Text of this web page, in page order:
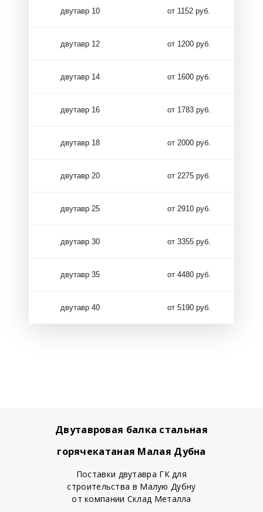
двутавр 10 от 1152 руб.
двутавр 12 от 1200 руб.
двутавр 14 от 1600 руб.
двутавр 16 от 1783 руб.
двутавр 18 от 2000 руб.
двутавр 20 от 2275 руб.
двутавр 25 от 2910 руб.
двутавр 30 от 3355 руб.
двутавр 35 от 4480 руб.
двутавр 40 от 5190 руб.
Двутавровая балка стальная
горячекатаная Малая Дубна
Поставки двутавра ГК для
строительства в Малую Дубну
от компании Склад Металла